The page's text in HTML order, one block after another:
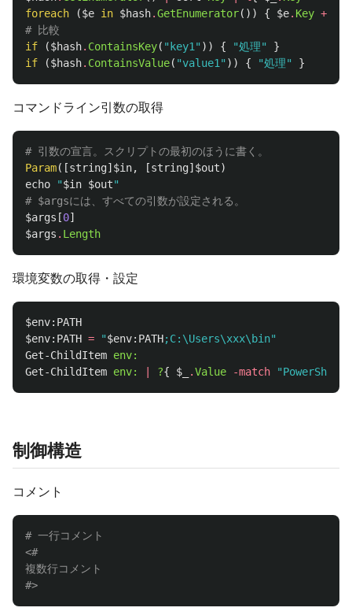
foreach
($e in $hash.GetEnumerator()) { $e. Key +
# 比較
if
($hash. ContainsKey( "key1" )) { "処理"
}
if
($hash. ContainsValue( "value1" )) { "処理" }
コマンドライン引数の取得
# 引数の宣言。スクリプトの最初のほうに書く。
Param([string] $in, [string] $out)
echo
"$in $out"
# $argsには、すべての引数が設定される。
$args [0]
$args . Length
環境変数の取得・設定
$env: PATH
$env: PATH = "$env: PATH;C:\Users\xxx\bin"
Get-ChildItem env:
Get-ChildItem env: ?{ $_ .Value -match "PowerShell"
制御構造
コメント
# 一行コメント
<#
複数行コメント
#>